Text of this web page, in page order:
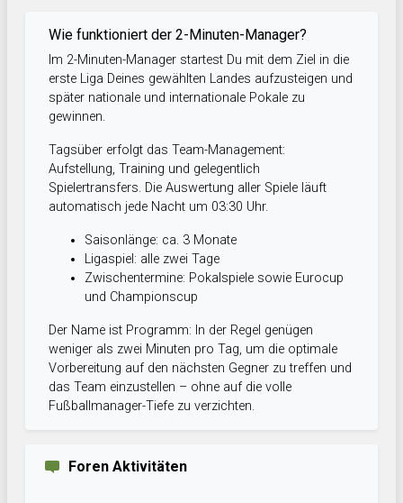
Wie funktioniert der 2-Minuten-Manager?
Im 2-Minuten-Manager startest Du mit dem Ziel in die
erste Liga Deines gewählten Landes aufzusteigen und
später nationale und internationale Pokale zu
gewinnen.
Tagsüber erfolgt das Team-Management:
Aufstellung, Training und gelegentlich
Spielertransfers. Die Auswertung aller Spiele läuft
automatisch jede Nacht um 03:30 Uhr.
Saisonlänge: ca. 3 Monate
Ligaspiel: alle zwei Tage
Zwischentermine: Pokalspiele sowie Eurocup
und Championscup
Der Name ist Programm: In der Regel genügen
weniger als zwei Minuten pro Tag, um die optimale
Vorbereitung auf den nächsten Gegner zu treffen und
das Team einzustellen – ohne auf die volle
Fußballmanager-Tiefe zu verzichten.
Foren Aktivitäten